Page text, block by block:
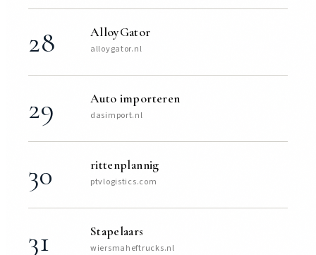
28 AlloyGator
alloygator.nl
29 Auto importeren
dasimport.nl
30 rittenplannig
ptvlogistics.com
31 Stapelaars
wiersmaheftrucks.nl